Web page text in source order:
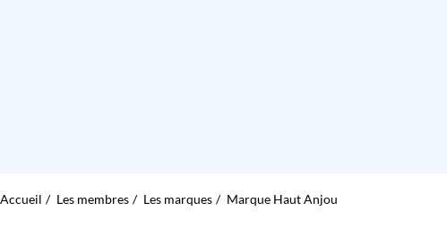
Accueil Les membres Les marques Marque Haut Anjou